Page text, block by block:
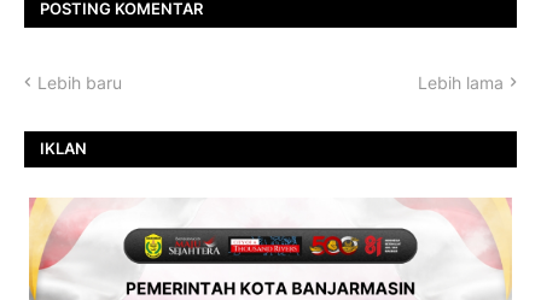
POSTING KOMENTAR
Lebih baru Lebih lama
IKLAN